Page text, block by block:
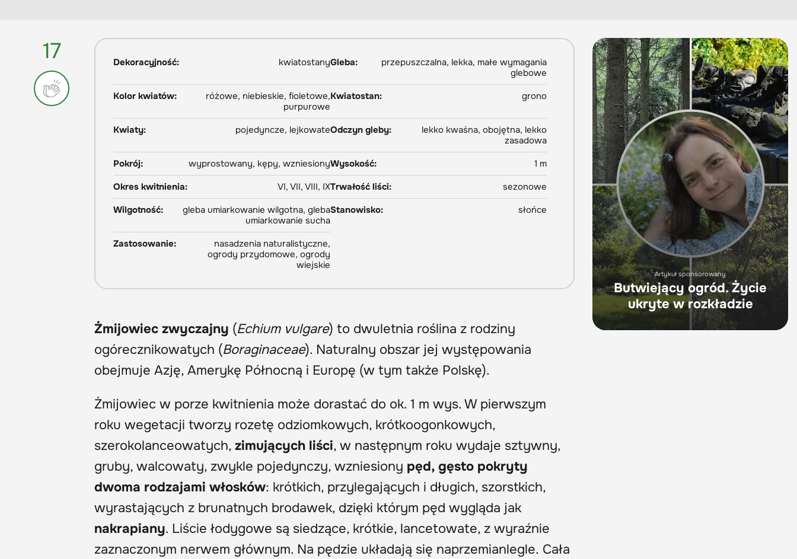
17 Dekoracyjność: kwiatostanyGleba:
przepuszczalna, lekka, małe wymagania
glebowe
Kolor kwiatów:
różowe, niebieskie, fioletowe,
purpurowe
Kwiatostan: grono
Kwiaty: pojedyncze, lejkowateOdczyn gleby:
lekko kwaśna, obojętna, lekko
zasadowa
Pokrój:
wyprostowany, kępy, wzniesionyWysokość:
1 m
Okres kwitnienia:
VI, VII, VIII, IXTrwałość liści:
sezonowe
Wilgotność:
gleba umiarkowanie wilgotna, gleba
umiarkowanie sucha
Stanowisko: słońce
Zastosowanie:
nasadzenia naturalistyczne,
ogrody przydomowe, ogrody
wiejskie
Żmijowiec zwyczajny (Echium vulgare) to dwuletnia roślina z rodziny
ogórecznikowatych (Boraginaceae). Naturalny obszar jej występowania
obejmuje Azję, Amerykę Północną i Europę (w tym także Polskę).
Żmijowiec w porze kwitnienia może dorastać do ok. 1 m wys. W pierwszym
roku wegetacji tworzy rozetę odziomkowych, krótkoogonkowych,
szerokolanceowatych, zimujących liści, w następnym roku wydaje sztywny,
gruby, walcowaty, zwykle pojedynczy, wzniesiony pęd, gęsto pokryty
dwoma rodzajami włosków: krótkich, przylegających i długich, szorstkich,
wyrastających z brunatnych brodawek, dzięki którym pęd wygląda jak
nakrapiany. Liście łodygowe są siedzące, krótkie, lancetowate, z wyraźnie
zaznaczonym nerwem głównym. Na pędzie układają się naprzemianlegle. Cała
Artykuł sponsorowany
Butwiejący ogród. Życie
ukryte w rozkładzie